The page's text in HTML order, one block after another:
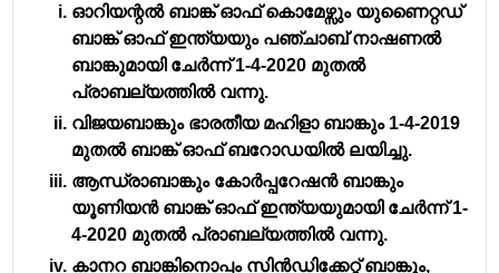
Issuing currency, acting as the government's
bank, and functioning as the lender of last
resort are roles performed by a central bank,
not commercial banks. Commercial banks
primarily deal with accepting deposits from the
public and providing loans.
ഓറിയന്റൽ ബാങ്ക് ഓഫ് കൊമേഴ്സും യുണൈറ്റഡ്
ബാങ്ക് ഓഫ് ഇന്ത്യയും പഞ്ചാബ് നാഷണൽ
ബാങ്കുമായി ചേർന്ന് 1-4-2020 മുതൽ
പ്രാബല്യത്തിൽ വന്നു.
വിജയബാങ്കും ഭാരതീയ മഹിളാ ബാങ്കും 1-4-2019
മുതൽ ബാങ്ക് ഓഫ് ബറോഡയിൽ ലയിച്ചു.
ആന്ധ്രാബാങ്കും കോർപ്പറേഷൻ ബാങ്കും
യൂണിയൻ ബാങ്ക് ഓഫ് ഇന്ത്യയുമായി ചേർന്ന് 1-
4-2020 മുതൽ പ്രാബല്യത്തിൽ വന്നു.
കാനറ ബാങ്കിനൊപ്പം സിൻഡിക്കേറ്റ് ബാങ്കും,